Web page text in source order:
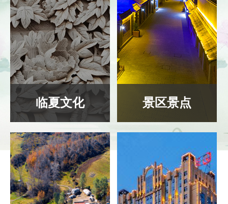
临夏文化 景区景点